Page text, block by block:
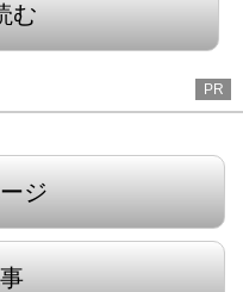
む
PR
ジ